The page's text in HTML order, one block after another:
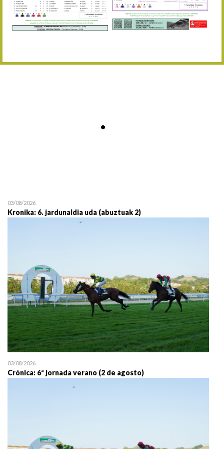
Abuztaren 12a / 12 de
15/08 17:05 Abuztuaren 15a / 15 de
30/08 17:30 Abuztuaren 30a / 30 de
19/07 11:30
03/08/2026
Kronika: 6. jardunaldia uda (abuztuak 2)
03/08/2026
Crónica: 6ª jornada verano (2 de agosto)